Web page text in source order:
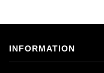
INFORMATION